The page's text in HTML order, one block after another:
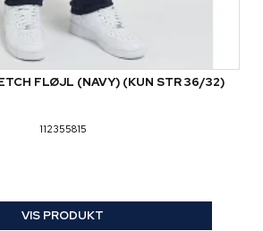
FLØJL (NAVY) (KUN STR 36/32)
112355815
VIS PRODUKT